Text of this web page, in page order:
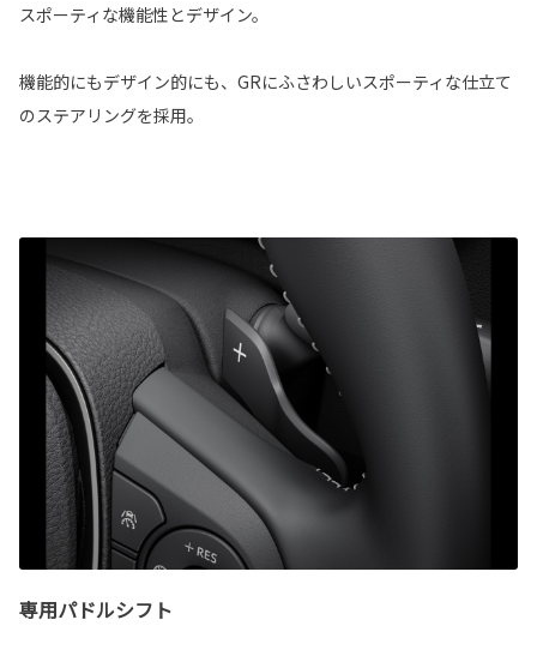
スポーティな機能性とデザイン。
機能的にもデザイン的にも、GRにふさわしいスポーティな仕立て
のステアリングを採用。
専用パドルシフト